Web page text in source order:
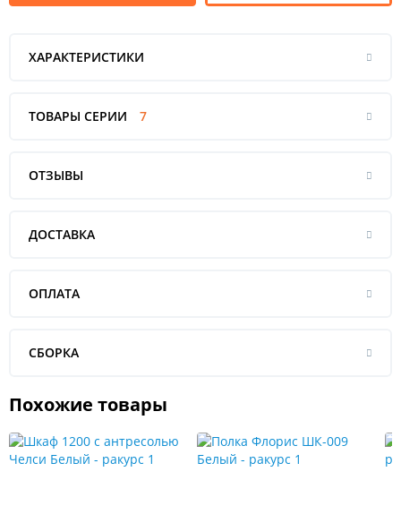
ХАРАКТЕРИСТИКИ
ТОВАРЫ СЕРИИ 7
ОТЗЫВЫ
ДОСТАВКА
ОПЛАТА
СБОРКА
Похожие товары